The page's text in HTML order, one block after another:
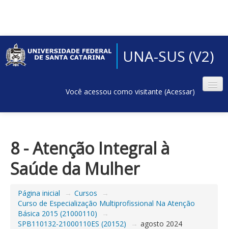
UNA-SUS (V2)
Você acessou como visitante (Acessar)
8 - Atenção Integral à
Saúde da Mulher
Página inicial → Cursos
→
Curso de Especialização Multiprofissional Na Atenção
Básica 2015 (21000110)
→
SPB110132-21000110ES (20152)
→ agosto 2024